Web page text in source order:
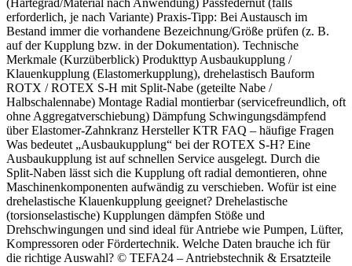
(Härtegrad/Material nach Anwendung) Passfedernut (falls
erforderlich, je nach Variante) Praxis-Tipp: Bei Austausch im
Bestand immer die vorhandene Bezeichnung/Größe prüfen (z. B.
auf der Kupplung bzw. in der Dokumentation). Technische
Merkmale (Kurzüberblick) Produkttyp Ausbaukupplung /
Klauenkupplung (Elastomerkupplung), drehelastisch Bauform
ROTX / ROTEX S-H mit Split-Nabe (geteilte Nabe /
Halbschalennabe) Montage Radial montierbar (servicefreundlich, oft
ohne Aggregatverschiebung) Dämpfung Schwingungsdämpfend
über Elastomer-Zahnkranz Hersteller KTR FAQ – häufige Fragen
Was bedeutet „Ausbaukupplung“ bei der ROTEX S-H? Eine
Ausbaukupplung ist auf schnellen Service ausgelegt. Durch die
Split-Naben lässt sich die Kupplung oft radial demontieren, ohne
Maschinenkomponenten aufwändig zu verschieben. Wofür ist eine
drehelastische Klauenkupplung geeignet? Drehelastische
(torsionselastische) Kupplungen dämpfen Stöße und
Drehschwingungen und sind ideal für Antriebe wie Pumpen, Lüfter,
Kompressoren oder Fördertechnik. Welche Daten brauche ich für
die richtige Auswahl? © TEFA24 – Antriebstechnik & Ersatzteile